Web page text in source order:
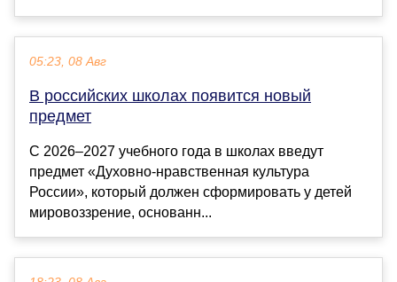
05:23, 08 Авг
В российских школах появится новый
предмет
С 2026–2027 учебного года в школах введут
предмет «Духовно-нравственная культура
России», который должен сформировать у детей
мировоззрение, основанн...